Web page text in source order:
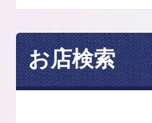
お店検索